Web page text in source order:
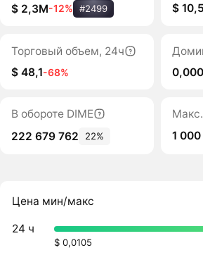
$ 2,3M-12% #2499
$
Торговый объем, 24ч
$ 48,1-68%
В обороте DIME
222 679 762
22%
1
Цена мин/макс
24 ч
$ 0,0105